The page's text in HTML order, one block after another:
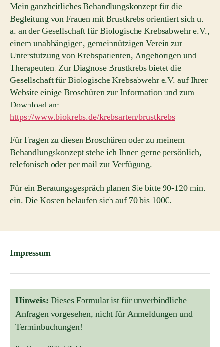
Mein ganzheitliches Behandlungskonzept für die
Begleitung von Frauen mit Brustkrebs orientiert sich u.
a. an der Gesellschaft für Biologische Krebsabwehr e.V.,
einem unabhängigen, gemeinnützigen Verein zur
Unterstützung von Krebspatienten, Angehörigen und
Therapeuten. Zur Diagnose Brustkrebs bietet die
Gesellschaft für Biologische Krebsabwehr e.V. auf Ihrer
Website einige Broschüren zur Information und zum
Download an:
https://www.biokrebs.de/krebsarten/brustkrebs
Für Fragen zu diesen Broschüren oder zu meinem
Behandlungskonzept stehe ich Ihnen gerne persönlich,
telefonisch oder per mail zur Verfügung.
Für ein Beratungsgespräch planen Sie bitte 90-120 min.
ein. Die Kosten belaufen sich auf 70 bis 100€.
Impressum
Hinweis: Dieses Formular ist für unverbindliche
Anfragen vorgesehen, nicht für Anmeldungen und
Terminbuchungen!